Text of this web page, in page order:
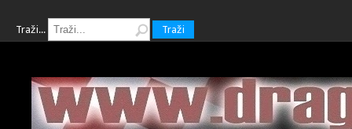
Traži... Traži